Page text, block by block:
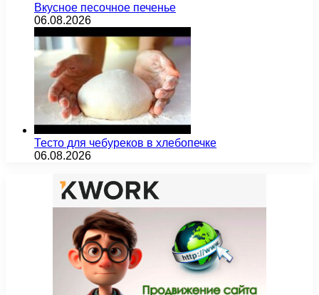
Вкусное песочное печенье
06.08.2026
Тесто для чебуреков в хлебопечке
06.08.2026